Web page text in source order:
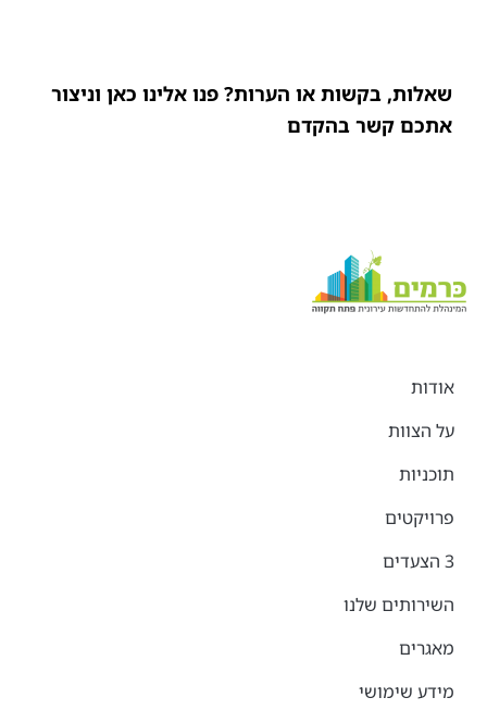
שאלות, בקשות או הערות? פנו אלינו כאן וניצור
אתכם קשר בהקדם
אודות
על הצוות
תוכניות
פרויקטים
3 הצעדים
השירותים שלנו
מאגרים
מידע שימושי